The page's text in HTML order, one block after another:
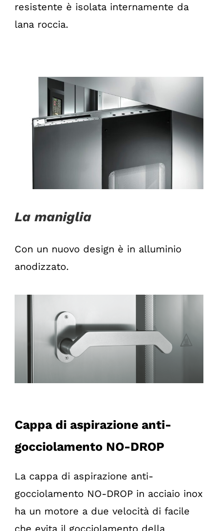
resistente è isolata internamente da
lana roccia.
La maniglia
Con un nuovo design è in alluminio
anodizzato.
Cappa di aspirazione anti-
gocciolamento NO-DROP
La cappa di aspirazione anti-
gocciolamento NO-DROP in acciaio inox
ha un motore a due velocità di facile
che evita il gocciolamento della